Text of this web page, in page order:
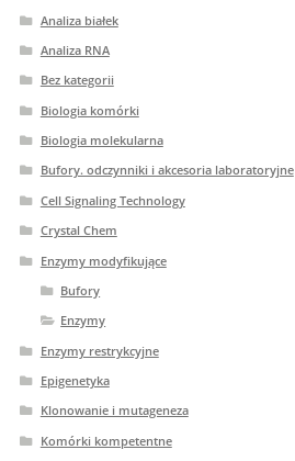
Analiza białek
Analiza RNA
Bez kategorii
Biologia komórki
Biologia molekularna
Bufory. odczynniki i akcesoria laboratoryjne
Cell Signaling Technology
Crystal Chem
Enzymy modyfikujące
Bufory
Enzymy
Enzymy restrykcyjne
Epigenetyka
Klonowanie i mutageneza
Komórki kompetentne